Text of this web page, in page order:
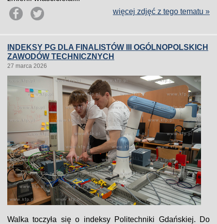
więcej zdjęć z tego tematu »
INDEKSY PG DLA FINALISTÓW III OGÓLNOPOLSKICH
ZAWODÓW TECHNICZNYCH
27 marca 2026
Walka toczyła się o indeksy Politechniki Gdańskiej. Do